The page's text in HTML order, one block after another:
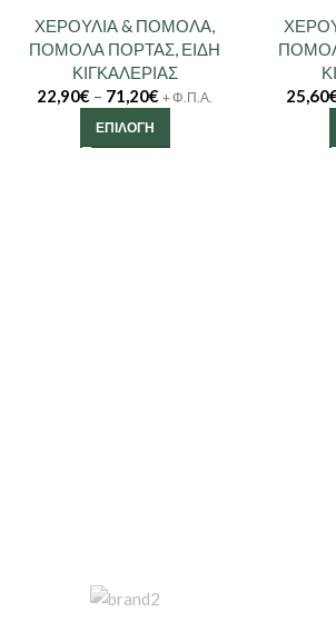
ΧΕΡΟΥΛΙΑ & ΠΟΜΟΛΑ,
ΠΟΜΟΛΑ ΠΟΡΤΑΣ, ΕΙΔΗ
ΚΙΓΚΑΛΕΡΙΑΣ
22,90€ – 71,20€ + Φ.Π.Α.
ΕΠΙΛΟΓΉ
25,60